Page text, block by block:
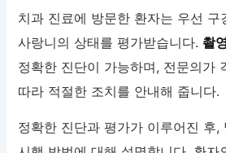
치과 진료에 방문한 환자는 우선 구
사랑니의 상태를 평가받습니다. 촬
정확한 진단이 가능하며, 전문의가
따라 적절한 조치를 안내해 줍니다.
정확한 진단과 평가가 이루어진 후,